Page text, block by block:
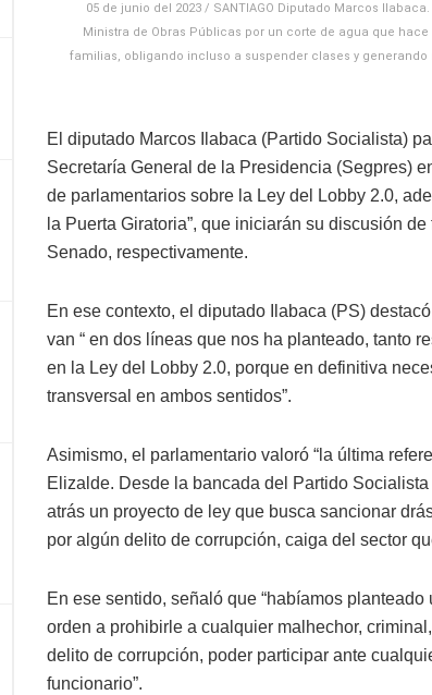
05 de junio del 2023 / SANTIAGO Diputado Marcos
Ministra de Obras Públicas por un corte de agua que
familias, obligando incluso a suspender clases y generando
El diputado Marcos Ilabaca (Partido Socialista)
Secretaría General de la Presidencia (Segpres)
de parlamentarios sobre la Ley del Lobby 2.0,
la Puerta Giratoria”, que iniciarán su discusión
Senado, respectivamente.
En ese contexto, el diputado Ilabaca (PS)
van “ en dos líneas que nos ha planteado, tanto
en la Ley del Lobby 2.0, porque en definitiva
transversal en ambos sentidos”.
Asimismo, el parlamentario valoró “la última
Elizalde. Desde la bancada del Partido
atrás un proyecto de ley que busca sancionar
por algún delito de corrupción, caiga del sector
En ese sentido, señaló que “habíamos
orden a prohibirle a cualquier malhechor,
delito de corrupción, poder participar ante
funcionario”.